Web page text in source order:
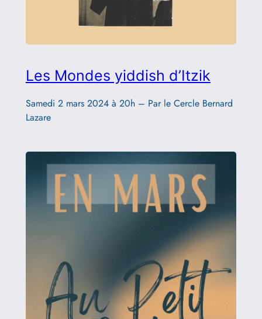
Les Mondes yiddish d’Itzik
Samedi 2 mars 2024 à 20h – Par le Cercle Bernard
Lazare